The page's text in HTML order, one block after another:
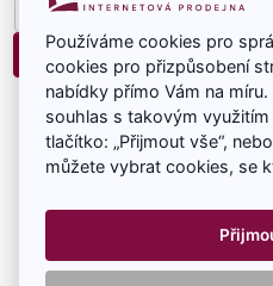
Souhlasím se
Používáme cookies pro
cookies pro přizpůsobení
nabídky přímo Vám na
souhlas s takovým
tlačítko: „Přijmout vše“,
můžete vybrat cookies, se